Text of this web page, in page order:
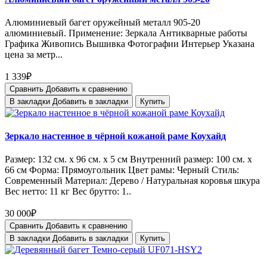
Алюминиевый багет оружейный металл 905-20
алюминиевый. Применение: Зеркала Антикварные работы
Графика Живопись Вышивка Фотографии Интерьер Указана
цена за метр...
1 339₽
Сравнить Добавить к сравнению
В закладки Добавить в закладки Купить
Зеркало настенное в чёрной кожаной раме Коухайд
Размер: 132 см. x 96 см. x 5 см Внутренний размер: 100 см. x
66 см Форма: Прямоугольник Цвет рамы: Черный Стиль:
Современный Материал: Дерево / Натуральная коровья шкура
Вес нетто: 11 кг Вес брутто: 1..
30 000₽
Сравнить Добавить к сравнению
В закладки Добавить в закладки Купить